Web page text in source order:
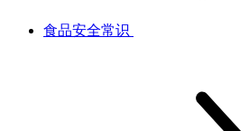
食品安全常识